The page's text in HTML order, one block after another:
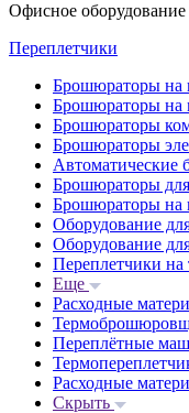
Офисное оборудование
Переплетчики
Брошюраторы на
Брошюраторы на
Брошюраторы
Брошюраторы
Автоматические
Брошюраторы
Брошюраторы на
Оборудование
Оборудование
Переплетчики на
Еще
Расходные
Переплётные
Расходные
Скрыть